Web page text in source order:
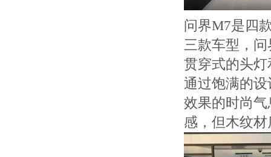
问界M7是四
三款车型，
贯穿式的头
通过饱满的
效果的时尚
感，但木纹